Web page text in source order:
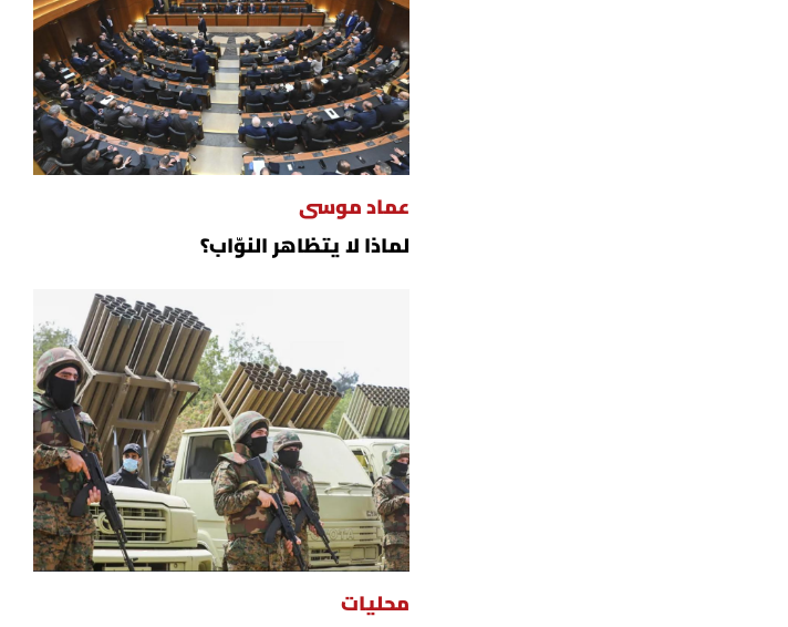
عماد موسى
لماذا لا يتظاهر النوّاب؟
محليات